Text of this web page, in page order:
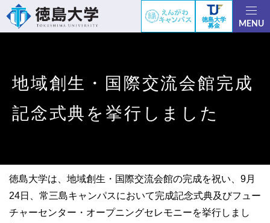
徳島大学
募金
MENU
地域創生・国際交流会館完成
記念式典を挙行しました
徳島大学は、地域創生・国際交流会館の完成を祝い、9月
24日、常三島キャンパスにおいて完成記念式典及びフュー
チャーセンター・オープニングセレモニーを挙行しまし